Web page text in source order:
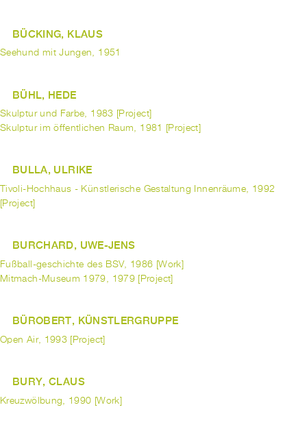
BÜCKING, KLAUS
Seehund mit Jungen, 1951
BÜHL, HEDE
Skulptur und Farbe, 1983 [Project]
Skulptur im öffentlichen Raum, 1981 [Project]
BULLA, ULRIKE
Tivoli-Hochhaus - Künstlerische Gestaltung Innenräume, 1992
[Project]
BURCHARD, UWE-JENS
Fußball-geschichte des BSV, 1986 [Work]
Mitmach-Museum 1979, 1979 [Project]
BÜROBERT, KÜNSTLERGRUPPE
Open Air, 1993 [Project]
BURY, CLAUS
Kreuzwölbung, 1990 [Work]